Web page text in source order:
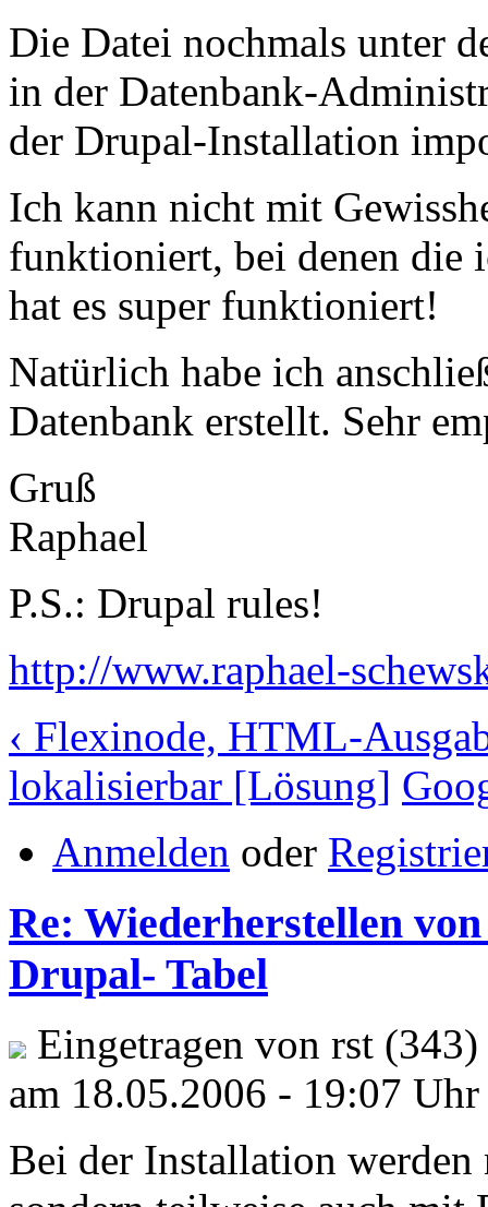
Die Datei nochmals unter
in der Datenbank-
der Drupal-Installation
Ich kann nicht mit
funktioniert, bei denen die
hat es super funktioniert!
Natürlich habe ich
Datenbank erstellt. Sehr
Gruß
Raphael
P.S.: Drupal rules!
http://www.raphael-
‹ Flexinode, HTML-
lokalisierbar [Lösung]
Anmelden oder
Re: Wiederherstellen
Drupal- Tabel
Eingetragen von rst (343)
am 18.05.2006 - 19:07 Uhr
Bei der Installation